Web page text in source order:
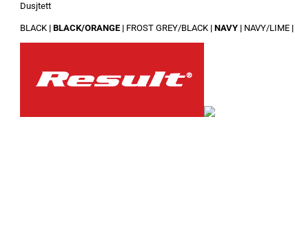
Dusjtett
BLACK | BLACK/ORANGE | FROST GREY/BLACK | NAVY | NAVY/LIME |